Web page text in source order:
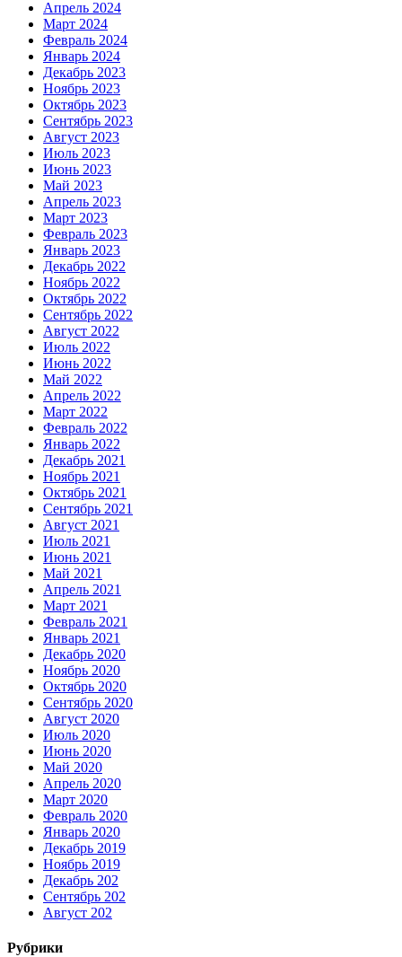
Апрель 2024
Март 2024
Февраль 2024
Январь 2024
Декабрь 2023
Ноябрь 2023
Октябрь 2023
Сентябрь 2023
Август 2023
Июль 2023
Июнь 2023
Май 2023
Апрель 2023
Март 2023
Февраль 2023
Январь 2023
Декабрь 2022
Ноябрь 2022
Октябрь 2022
Сентябрь 2022
Август 2022
Июль 2022
Июнь 2022
Май 2022
Апрель 2022
Март 2022
Февраль 2022
Январь 2022
Декабрь 2021
Ноябрь 2021
Октябрь 2021
Сентябрь 2021
Август 2021
Июль 2021
Июнь 2021
Май 2021
Апрель 2021
Март 2021
Февраль 2021
Январь 2021
Декабрь 2020
Ноябрь 2020
Октябрь 2020
Сентябрь 2020
Август 2020
Июль 2020
Июнь 2020
Май 2020
Апрель 2020
Март 2020
Февраль 2020
Январь 2020
Декабрь 2019
Ноябрь 2019
Декабрь 202
Сентябрь 202
Август 202
Рубрики